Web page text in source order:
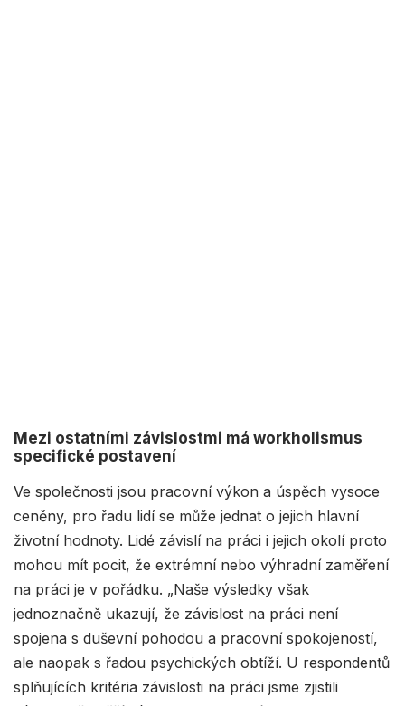
Mezi ostatními závislostmi má workholismus
specifické postavení
Ve společnosti jsou pracovní výkon a úspěch vysoce
ceněny, pro řadu lidí se může jednat o jejich hlavní
životní hodnoty. Lidé závislí na práci i jejich okolí proto
mohou mít pocit, že extrémní nebo výhradní zaměření
na práci je v pořádku. „Naše výsledky však
jednoznačně ukazují, že závislost na práci není
spojena s duševní pohodou a pracovní spokojeností,
ale naopak s řadou psychických obtíží. U respondentů
splňujících kritéria závislosti na práci jsme zjistili